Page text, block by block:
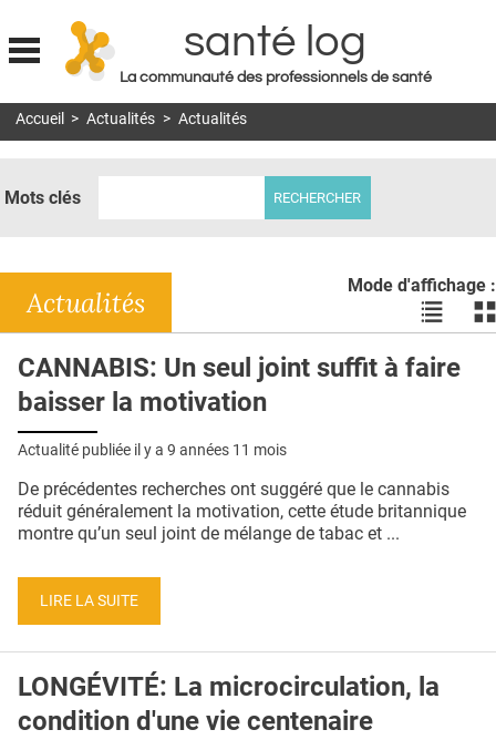
Jump to navigation
santé log
La communauté des professionnels de santé
MON COMPTE
DOSSIERS
RÉSEAUX
E-REVUE SAD
QUI SOMMES-NOUS ?
CONDITIONS GÉNÉRALES
CRÉDITS
Accueil > Actualités > Actualités
Mots clés
Mode d'affichage :
Voir
les
en
les
Actualités
CANNABIS: Un seul joint suffit à faire
baisser la motivation
Actualité publiée il y a 9 années 11 mois
De précédentes recherches ont suggéré que le cannabis
réduit généralement la motivation, cette étude britannique
montre qu’un seul joint de mélange de tabac et ...
LIRE LA SUITE
LONGÉVITÉ: La microcirculation, la
condition d'une vie centenaire